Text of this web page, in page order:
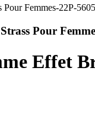
Pour
Effet